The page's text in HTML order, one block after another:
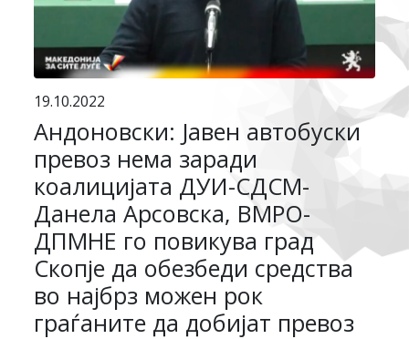
19.10.2022
Андоновски: Јавен автобуски
превоз нема заради
коалицијата ДУИ-СДСМ-
Данела Арсовска, ВМРО-
ДПМНЕ го повикува град
Скопје да обезбеди средства
во најбрз можен рок
граѓаните да добијат превоз